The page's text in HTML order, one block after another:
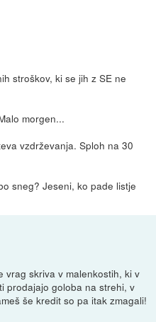
stroškov, ki se jih z SE ne
morgen...
vzdrževanja. Sploh na 30
sneg? Jeseni, ko pade listje
vrag skriva v malenkostih, ki v
prodajajo goloba na strehi, v
še kredit so pa itak zmagali!